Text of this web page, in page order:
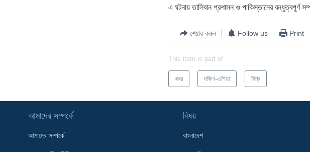
এ ঘটনায় তালিবান প্রশাসন ও পাকিস্তানের বন্ধুত্বপূর্ণ
শেয়ার করুন Follow us Print
This item is part of
খবর দক্ষিণ-এশিয়া বিশ্ব
আমাদের সম্পর্কে
আমাদের সম্পর্কে
বিষয়
বাংলাদেশ